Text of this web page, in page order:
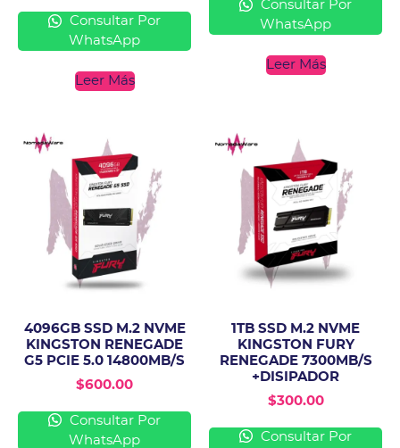
Consultar Por
WhatsApp
Leer Más
Consultar Por
WhatsApp
Leer Más
4096GB SSD M.2 NVME
KINGSTON RENEGADE
G5 PCIE 5.0 14800MB/S
$600.00
Consultar Por
WhatsApp
1TB SSD M.2 NVME
KINGSTON FURY
RENEGADE 7300MB/S
+DISIPADOR
$300.00
Consultar Por